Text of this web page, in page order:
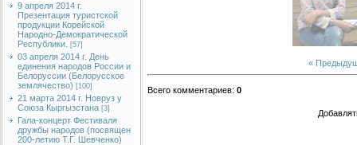
9 апреля 2014 г.
Презентация туристской
продукции Корейской
Народно-Демократической
Республики.
[57]
03 апреля 2014 г. День
единения народов России и
Белоруссии (Белорусское
землячество) [100]
21 марта 2014 г. Новруз у
Союза Кыргызстана [3]
Гала-концерт Фестиваля
дружбы народов (посвящен
200-летию Т.Г. Шевченко)
«
Всего комментариев: 0